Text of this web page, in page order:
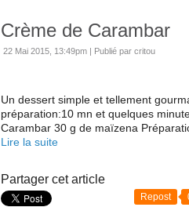
Crème de Carambar
22 Mai 2015, 13:49pm Publié par critou
Un dessert simple et tellement
préparation:10 mn et quelques
Carambar 30 g de maïzena
Lire la suite
Partager cet article
Repost